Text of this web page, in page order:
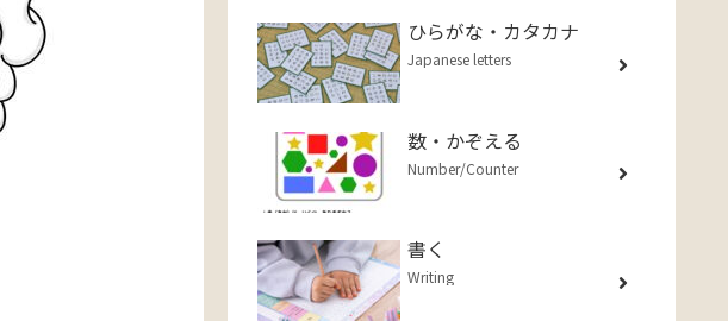
ひらがな・カタカナ
Japanese letters
数・かぞえる
Number/Counter
書く
Writing